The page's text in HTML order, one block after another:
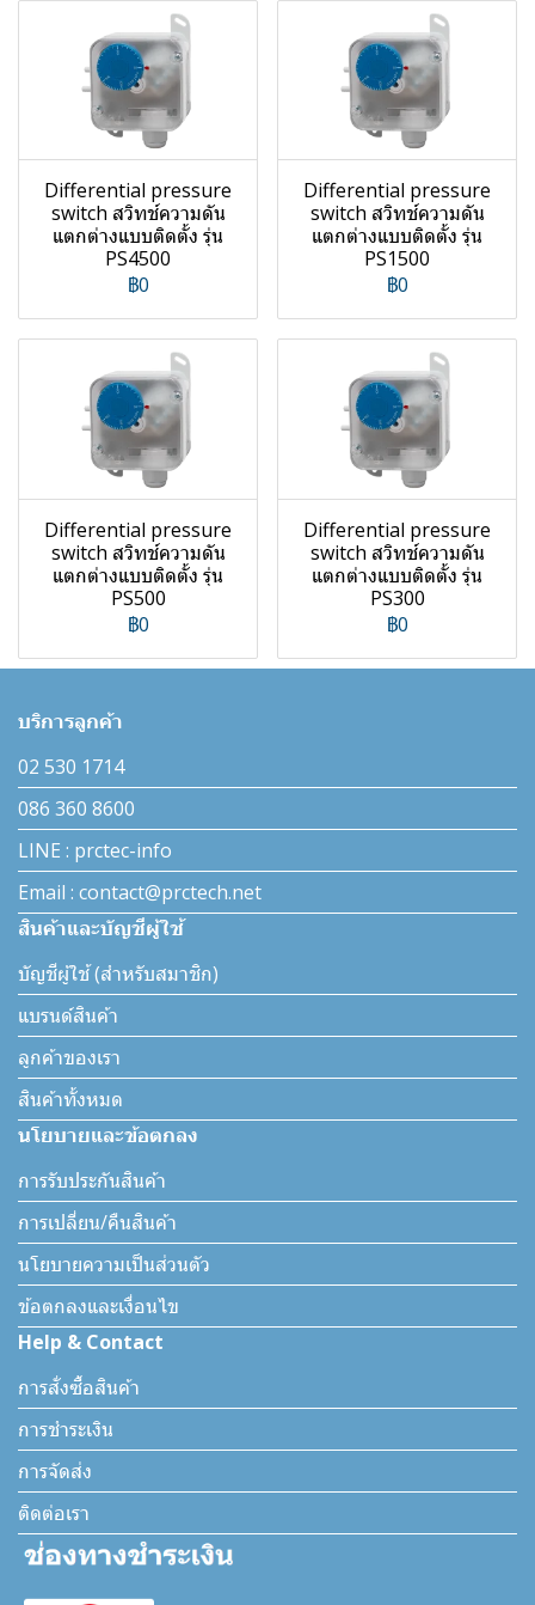
Differential pressure
switch สวิทช์ความดัน
แตกต่างแบบติดตั้ง รุ่น
PS4500
฿0
Differential pressure
switch สวิทช์ความดัน
แตกต่างแบบติดตั้ง รุ่น
PS1500
฿0
Differential pressure
switch สวิทช์ความดัน
แตกต่างแบบติดตั้ง รุ่น
PS500
฿0
Differential pressure
switch สวิทช์ความดัน
แตกต่างแบบติดตั้ง รุ่น
PS300
฿0
บริการลูกค้า
02 530 1714
086 360 8600
LINE : prctec-info
Email : contact@prctech.net
สินค้าและบัญชีผู้ใช้
บัญชีผู้ใช้ (สำหรับสมาชิก)
แบรนด์สินค้า
ลูกค้าของเรา
สินค้าทั้งหมด
นโยบายและข้อตกลง
การรับประกันสินค้า
การเปลี่ยน/คืนสินค้า
นโยบายความเป็นส่วนตัว
ข้อตกลงและเงื่อนไข
Help & Contact
การสั่งซื้อสินค้า
การชำระเงิน
การจัดส่ง
ติดต่อเรา